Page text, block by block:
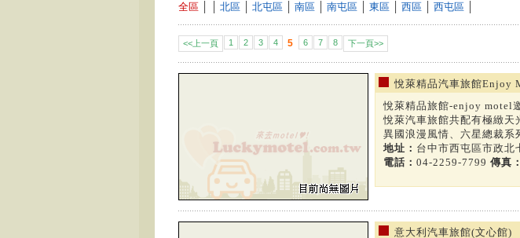
全區 北區 北屯區 南區 南屯區 東區 西區 西屯區
<<上一頁 1 2 3 4 5 6 7 8 下一頁>>
悅萊精品汽車旅館Enjoy
悅萊精品旅館-enjoy motel
悅萊汽車旅館共配有極緻天
異國浪漫風情、六星總裁系
地址： 台中市西屯區市政北
電話： 04-2259-7799 傳真：
意大利汽車旅館(文心館)